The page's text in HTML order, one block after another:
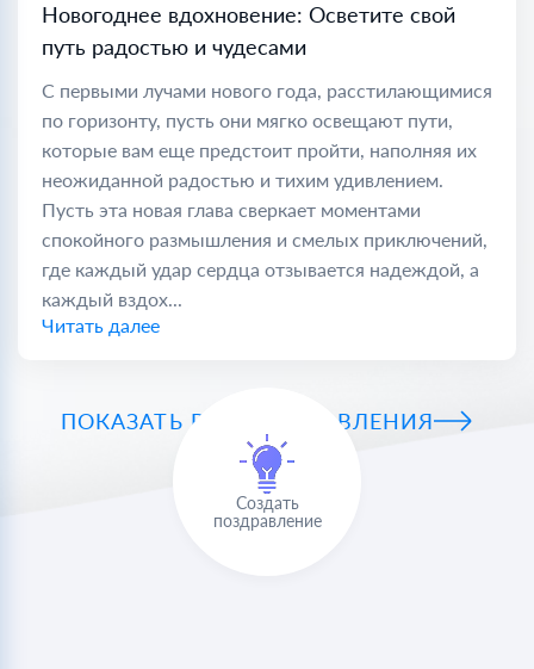
Новогоднее вдохновение: Осветите свой
путь радостью и чудесами
С первыми лучами нового года, расстилающимися
по горизонту, пусть они мягко освещают пути,
которые вам еще предстоит пройти, наполняя их
неожиданной радостью и тихим удивлением.
Пусть эта новая глава сверкает моментами
спокойного размышления и смелых приключений,
где каждый удар сердца отзывается надеждой, а
каждый вздох...
Читать далее
ПОКАЗАТЬ ВСЕ ПОЗДРАВЛЕНИЯ
Создать
поздравление